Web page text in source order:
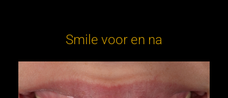
Smile voor en na